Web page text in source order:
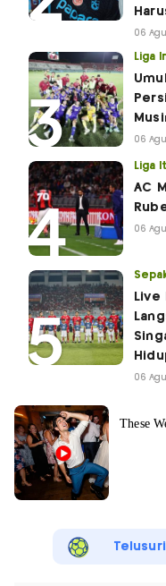
06
Liga
06
Liga
AC
06
Live
06